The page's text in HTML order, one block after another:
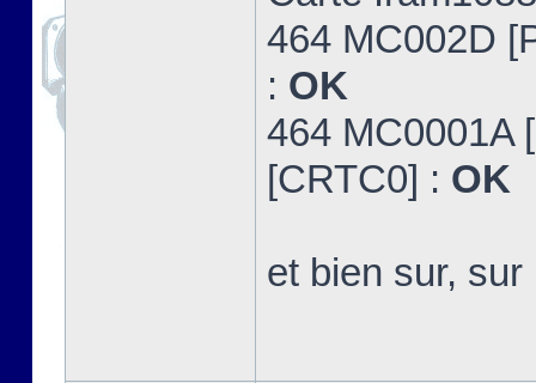
464 MC002D
: OK
464 MC0001A
[CRTC0] : OK
et bien sur,